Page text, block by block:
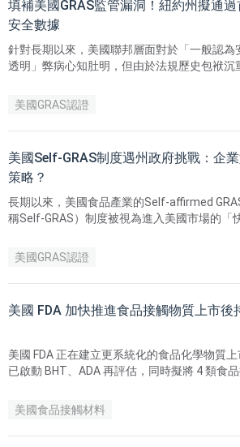
填補美國GRAS監管漏洞！紐約州擬通
安全數據
針對長期以來，美國聯邦層面對於「一般認為
透明」弊病心知肚明，但由於法規歷史包袱沉
直接倒逼了具有高度立法自主權的州政府展開
美國GRAS認證
美國Self-GRAS制度遇州政府挑戰：企
策略？
長期以來，美國食品產業的Self-affirmed
稱Self-GRAS）制度被視為進入美國市場的「
尼亞州相繼出台針對性法案，透過「企業自
正在迎來分歧點。 聯邦制度下的「透明度危機
美國GRAS認證
美國 FDA 加快推進食品接觸物質上市後
美國 FDA 正在建立更系統化的食品化學物質
已啟動 BHT、ADA 再評估，同時擬將 4 類食
GRAS 物質及相關食品化學物質即使已獲授權
料、遷移／暴露資訊或國際監管變化被重新審
接觸材料及包裝企業，應提前排查產品中涉及
美國食品接觸材料